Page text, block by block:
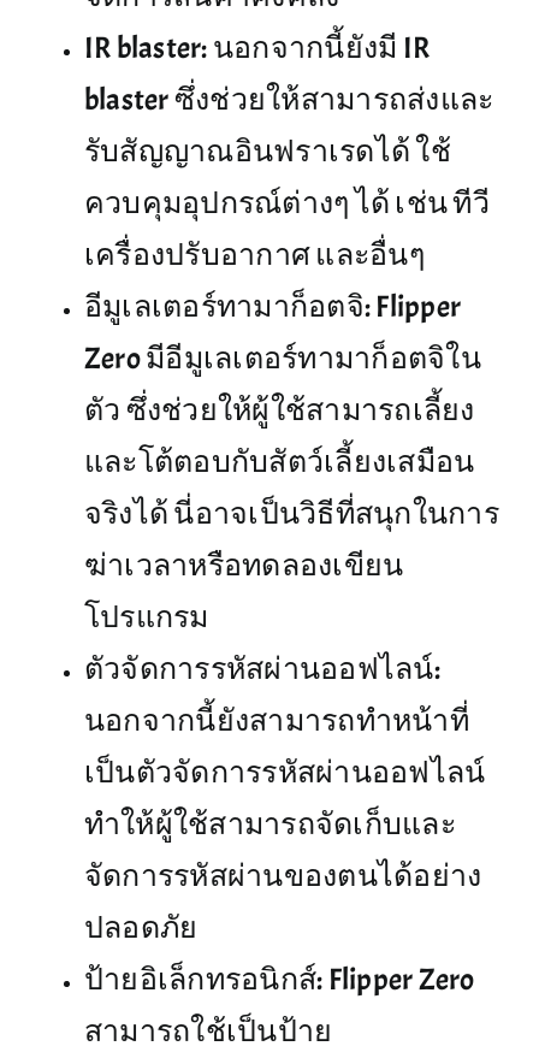
IR blaster: นอกจากนี้ยังมี IR
blaster ซึ่งช่วยให้สามารถส่งและ
รับสัญญาณอินฟราเรดได้ ใช้
ควบคุมอุปกรณ์ต่างๆ ได้ เช่น ทีวี
เครื่องปรับอากาศ และอื่นๆ
อีมูเลเตอร์ทามาก็อตจิ: Flipper
Zero มีอีมูเลเตอร์ทามาก็อตจิใน
ตัว ซึ่งช่วยให้ผู้ใช้สามารถเลี้ยง
และโต้ตอบกับสัตว์เลี้ยงเสมือน
จริงได้ นี่อาจเป็นวิธีที่สนุกในการ
ฆ่าเวลาหรือทดลองเขียน
โปรแกรม
ตัวจัดการรหัสผ่านออฟไลน์:
นอกจากนี้ยังสามารถทำหน้าที่
เป็นตัวจัดการรหัสผ่านออฟไลน์
ทำให้ผู้ใช้สามารถจัดเก็บและ
จัดการรหัสผ่านของตนได้อย่าง
ปลอดภัย
ป้ายอิเล็กทรอนิกส์: Flipper Zero
สามารถใช้เป็นป้าย